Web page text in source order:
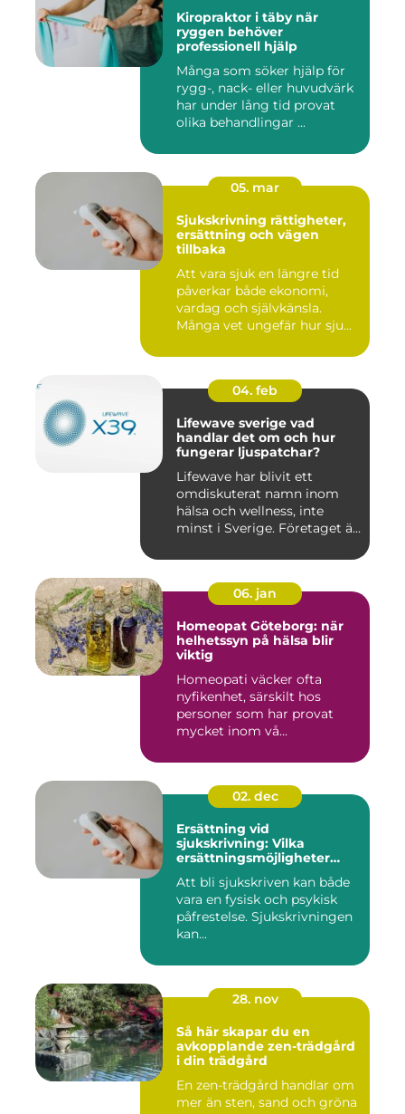
Kiropraktor i täby när
ryggen behöver
professionell hjälp
Många som söker hjälp för
rygg-, nack- eller huvudvärk
har under lång tid provat
olika behandlingar ...
05. mar
Sjukskrivning rättigheter,
ersättning och vägen
tillbaka
Att vara sjuk en längre tid
påverkar både ekonomi,
vardag och självkänsla.
Många vet ungefär hur sju...
04. feb
Lifewave sverige vad
handlar det om och hur
fungerar ljuspatchar?
Lifewave har blivit ett
omdiskuterat namn inom
hälsa och wellness, inte
minst i Sverige. Företaget ä...
06. jan
Homeopat Göteborg: när
helhetssyn på hälsa blir
viktig
Homeopati väcker ofta
nyfikenhet, särskilt hos
personer som har provat
mycket inom vå...
02. dec
Ersättning vid
sjukskrivning: Vilka
ersättningsmöjligheter
Att bli sjukskriven kan både
vara en fysisk och psykisk
påfrestelse. Sjukskrivningen
kan...
28. nov
Så här skapar du en
avkopplande zen-trädgård
i din trädgård
En zen-trädgård handlar om
mer än sten, sand och gröna